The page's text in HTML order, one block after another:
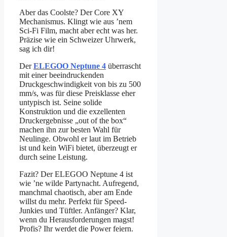
Aber das Coolste? Der Core XY
Mechanismus. Klingt wie aus ’nem
Sci-Fi Film, macht aber echt was her.
Präzise wie ein Schweizer Uhrwerk,
sag ich dir!
DerELEGOO Neptune 4 überrascht
mit einer beeindruckenden
Druckgeschwindigkeit von bis zu 500
mm/s, was für diese Preisklasse eher
untypisch ist. Seine solide
Konstruktion und die exzellenten
Druckergebnisse „out of the box“
machen ihn zur besten Wahl für
Neulinge. Obwohl er laut im Betrieb
ist und kein WiFi bietet, überzeugt er
durch seine Leistung.
Fazit? Der ELEGOO Neptune 4 ist
wie ’ne wilde Partynacht. Aufregend,
manchmal chaotisch, aber am Ende
willst du mehr. Perfekt für Speed-
Junkies und Tüftler. Anfänger? Klar,
wenn du Herausforderungen magst!
Profis? Ihr werdet die Power feiern.